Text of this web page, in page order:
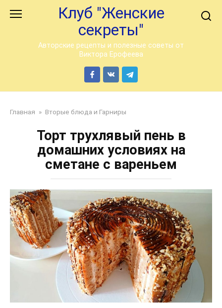
Клуб "Женские
секреты"
Авторские рецепты и полезные советы от
Виктора Ерофеева
Главная » Вторые блюда и Гарниры
Торт трухлявый пень в
домашних условиях на
сметане с вареньем